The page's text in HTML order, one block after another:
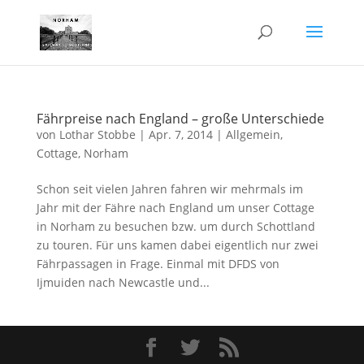
Fährpreise nach England – große Unterschiede
von Lothar Stobbe | Apr. 7, 2014| Allgemein,
Cottage, Norham
Schon seit vielen Jahren fahren wir mehrmals im
Jahr mit der Fähre nach England um unser Cottage
in Norham zu besuchen bzw. um durch Schottland
zu touren. Für uns kamen dabei eigentlich nur zwei
Fährpassagen in Frage. Einmal mit DFDS von
Ijmuiden nach Newcastle und...